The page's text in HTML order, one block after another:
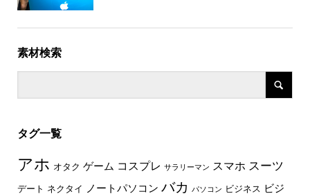
素材検索
タグ一覧
アホ オタク ゲーム コスプレ サラリーマン スマホ スーツ
デート ネクタイ ノートパソコン バカ パソコン ビジネス ビジ